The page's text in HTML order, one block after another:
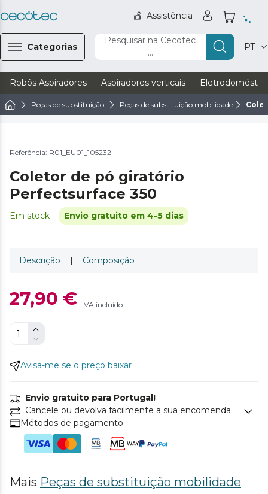
Assistência
Categorias
Pesquisar na Cecotec
...
PT
Robôs Aspiradores Aspiradores verticais
Peças de substituição Peças de substituição mobilidade
Referência: R01_EU01_105232
Coletor de pó giratório
Perfectsurface 350
Em stock Envio gratuito em 4-5 dias
Descrição | Composição
27,90 € IVA incluído
Avisa-me se o preço baixar
Envio gratuito para Portugal!
Cancele ou devolva facilmente a sua encomenda.
Métodos de pagamento
Mais Peças de substituição mobilidade